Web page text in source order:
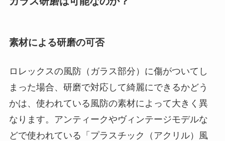
素材による研磨の可否
ロレックスの風防（ガラス部分）に傷がついてし
まった場合、研磨で対応して綺麗にできるかどう
かは、使われている風防の素材によって大きく異
なります。アンティークやヴィンテージモデルな
どで使われている「プラスチック（アクリル）風